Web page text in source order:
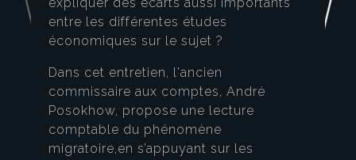
expliquer des écarts aussi importants
entre les différentes études
économiques sur le sujet ?
Dans cet entretien, l'ancien
commissaire aux comptes, André
Posokhow, propose une lecture
comptable du phénomène
migratoire,en s’appuyant sur les